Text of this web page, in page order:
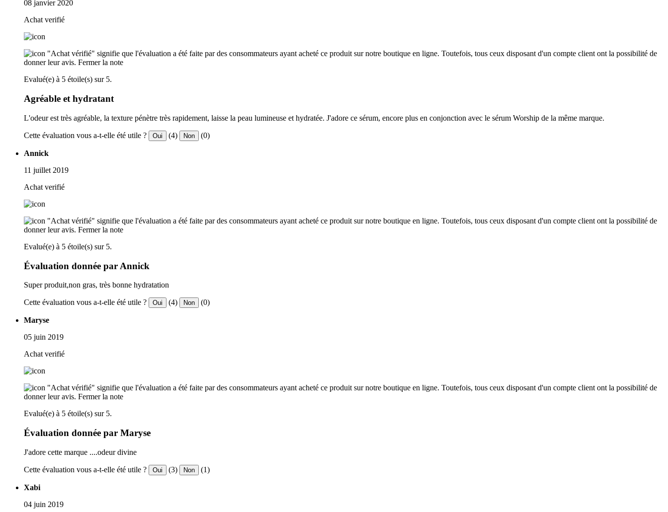
08 janvier 2020
Achat verifié
"Achat vérifié" signifie que l'évaluation a été faite par des consommateurs ayant acheté ce produit sur notre boutique en ligne. Toutefois, tous ceux disposant d'un compte client ont la possibilité de
donner leur avis. Fermer la note
Evalué(e) à 5 étoile(s) sur 5.
Agréable et hydratant
L'odeur est très agréable, la texture pénètre très rapidement, laisse la peau lumineuse et hydratée. J'adore ce sérum, encore plus en conjonction avec le sérum Worship de la même marque.
Cette évaluation vous a-t-elle été utile ? Oui (4) Non (0)
Annick
11 juillet 2019
Achat verifié
"Achat vérifié" signifie que l'évaluation a été faite par des consommateurs ayant acheté ce produit sur notre boutique en ligne. Toutefois, tous ceux disposant d'un compte client ont la possibilité de
donner leur avis. Fermer la note
Evalué(e) à 5 étoile(s) sur 5.
Évaluation donnée par Annick
Super produit,non gras, très bonne hydratation
Cette évaluation vous a-t-elle été utile ? Oui (4) Non (0)
Maryse
05 juin 2019
Achat verifié
"Achat vérifié" signifie que l'évaluation a été faite par des consommateurs ayant acheté ce produit sur notre boutique en ligne. Toutefois, tous ceux disposant d'un compte client ont la possibilité de
donner leur avis. Fermer la note
Evalué(e) à 5 étoile(s) sur 5.
Évaluation donnée par Maryse
J'adore cette marque ....odeur divine
Cette évaluation vous a-t-elle été utile ? Oui (3) Non (1)
Xabi
04 juin 2019